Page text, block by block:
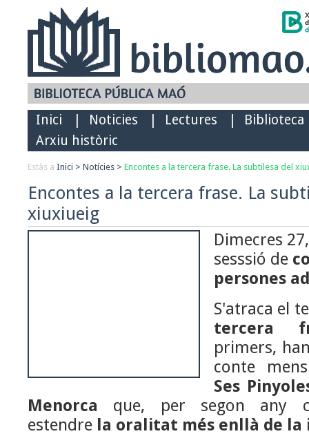
Inici Noticies Lectures
Biblioteca
Arxiu històric
Estàs a Inici > Notícies > Encontes a la tercera frase. La subtilesa del
Encontes a la tercera frase. La
xiuxiueig
Dimecres
sesssió de
persones
S'atraca el
tercera
primers,
conte
Ses
Menorca que, per segon any
estendre la oralitat més enllà de